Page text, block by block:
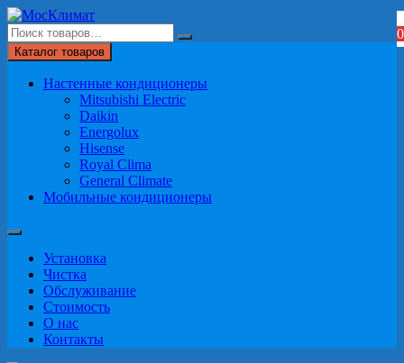
Перейти
к
содержимому
Каталог товаров
Настенные кондиционеры
Mitsubishi Electric
Daikin
Energolux
Hisense
Royal Clima
General Climate
Мобильные кондиционеры
Установка
Чистка
Обслуживание
Стоимость
О нас
Контакты
0